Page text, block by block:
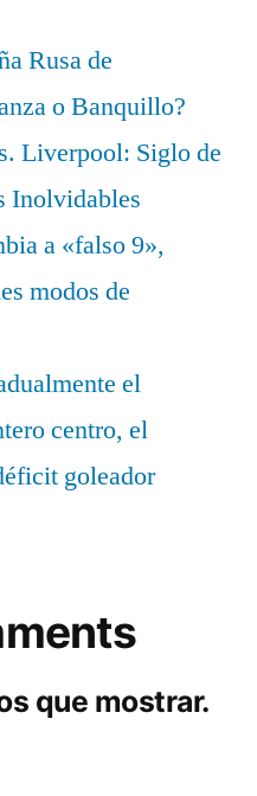
Rusa de
o Banquillo?
Liverpool: Siglo de
Inolvidables
a «falso 9»,
modos de
el
centro, el
goleador
que mostrar.